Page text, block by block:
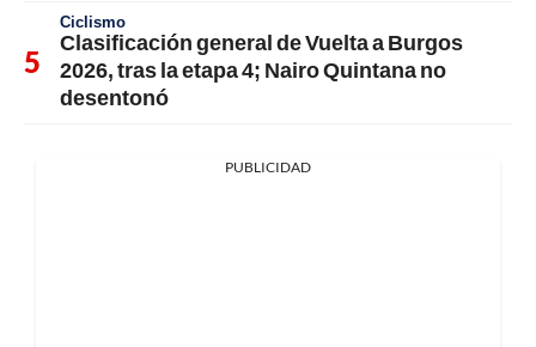
Ciclismo
Clasificación general de Vuelta a Burgos
2026, tras la etapa 4; Nairo Quintana no
desentonó
PUBLICIDAD